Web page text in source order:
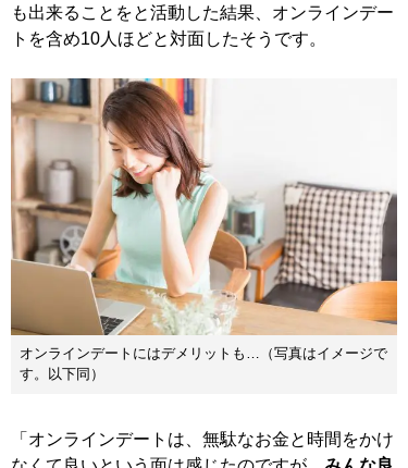
も出来ることをと活動した結果、オンラインデー
トを含め10人ほどと対面したそうです。
オンラインデートにはデメリットも…（写真はイメージで
す。以下同）
「オンラインデートは、無駄なお金と時間をかけ